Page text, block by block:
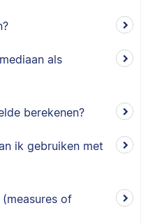
als
berekenen?
ik gebruiken met
of